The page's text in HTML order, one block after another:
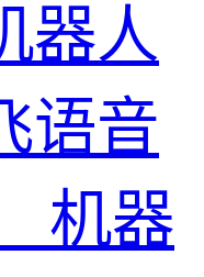
器人
语音
机器